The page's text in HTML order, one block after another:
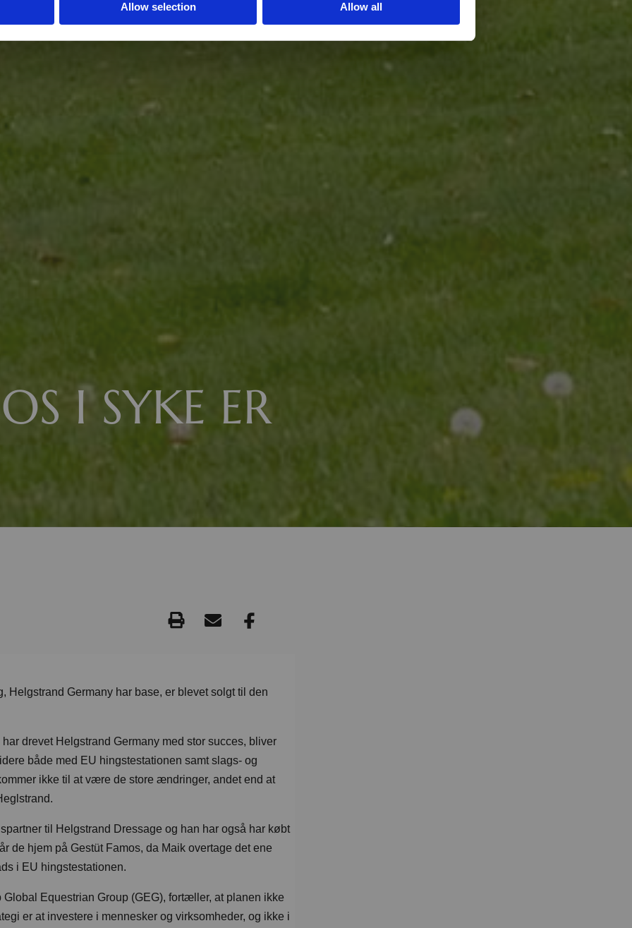
Allow selection Allow all
I SYKE ER
Helgstrand Germany har base, er blevet solgt til den
drevet Helgstrand Germany med stor succes, bliver
både med EU hingstestationen samt slags- og
ikke til at være de store ændringer, andet end at
til Helgstrand Dressage og han har også har købt
de hjem på Gestüt Famos, da Maik overtage det ene
i EU hingstestationen.
Equestrian Group (GEG), fortæller, at planen ikke
er at investere i mennesker og virksomheder, og ikke i